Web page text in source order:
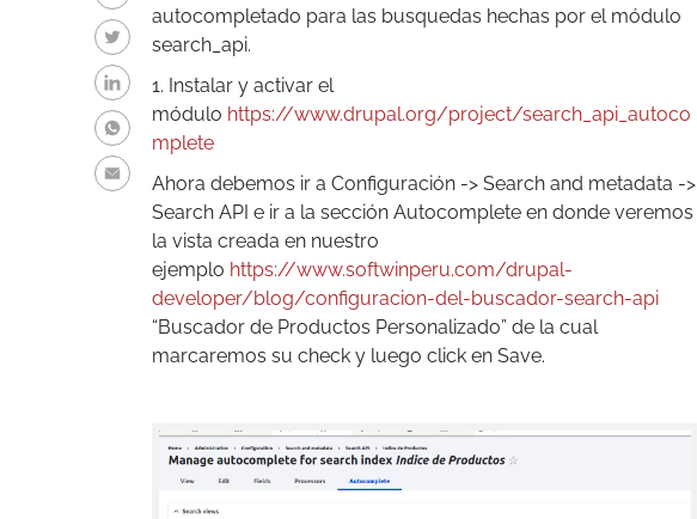
autocompletado para las busquedas hechas por el módulo
search_api.
1. Instalar y activar el
módulo https://www.drupal.org/project/search_api_autoco
mplete
Ahora debemos ir a Configuración -> Search and metadata ->
Search API e ir a la sección Autocomplete en donde veremos
la vista creada en nuestro
ejemplo https://www.softwinperu.com/drupal-
developer/blog/configuracion-del-buscador-search-api
“Buscador de Productos Personalizado” de la cual
marcaremos su check y luego click en Save.